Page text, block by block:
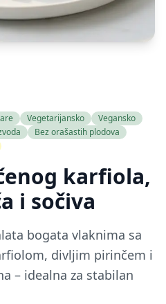
Vegetarijansko
Vegansko
Bez orašastih plodova
karfiola,
i sočiva
bogata vlaknima sa
divljim pirinčem i
– idealna za stabilan